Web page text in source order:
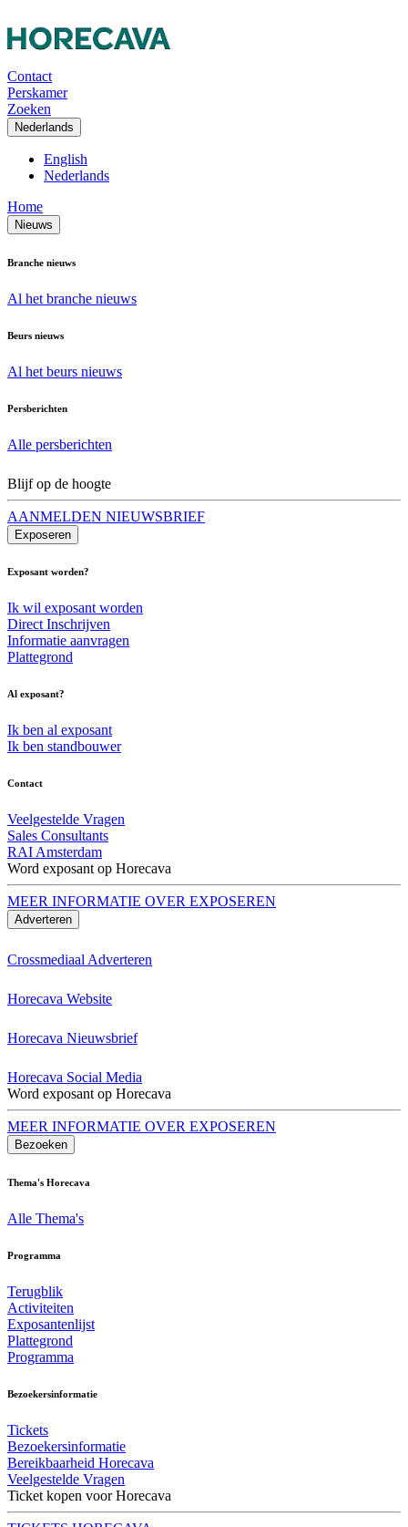
Contact
Perskamer
Zoeken
Nederlands
English
Nederlands
Home
Nieuws
Branche nieuws
Al het branche nieuws
Beurs nieuws
Al het beurs nieuws
Persberichten
Alle persberichten
Blijf op de hoogte
AANMELDEN NIEUWSBRIEF
Exposeren
Exposant worden?
Ik wil exposant worden
Direct Inschrijven
Informatie aanvragen
Plattegrond
Al exposant?
Ik ben al exposant
Ik ben standbouwer
Contact
Veelgestelde Vragen
Sales Consultants
RAI Amsterdam
Word exposant op Horecava
MEER INFORMATIE OVER EXPOSEREN
Adverteren
Crossmediaal Adverteren
Horecava Website
Horecava Nieuwsbrief
Horecava Social Media
Word exposant op Horecava
MEER INFORMATIE OVER EXPOSEREN
Bezoeken
Thema's Horecava
Alle Thema's
Programma
Terugblik
Activiteiten
Exposantenlijst
Plattegrond
Programma
Bezoekersinformatie
Tickets
Bezoekersinformatie
Bereikbaarheid Horecava
Veelgestelde Vragen
Ticket kopen voor Horecava